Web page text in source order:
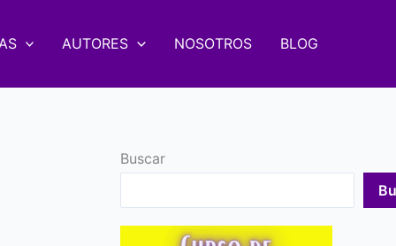
AUTORES NOSOTROS BLOG
Buscar